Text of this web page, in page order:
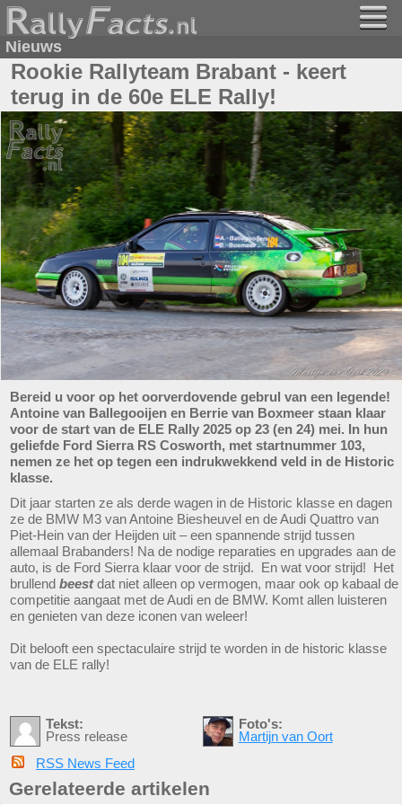
Nieuws
Rookie Rallyteam Brabant - keert
terug in de 60e ELE Rally!
Bereid u voor op het oorverdovende gebrul van een legende!
Antoine van Ballegooijen en Berrie van Boxmeer staan klaar
voor de start van de ELE Rally 2025 op 23 (en 24) mei. In hun
geliefde Ford Sierra RS Cosworth, met startnummer 103,
nemen ze het op tegen een indrukwekkend veld in de Historic
klasse.
Dit jaar starten ze als derde wagen in de Historic klasse en dagen
ze de BMW M3 van Antoine Biesheuvel en de Audi Quattro van
Piet-Hein van der Heijden uit – een spannende strijd tussen
allemaal Brabanders! Na de nodige reparaties en upgrades aan de
auto, is de Ford Sierra klaar voor de strijd. En wat voor strijd! Het
brullend beestdat niet alleen op vermogen, maar ook op kabaal de
competitie aangaat met de Audi en de BMW. Komt allen luisteren
en genieten van deze iconen van weleer!
Dit belooft een spectaculaire strijd te worden in de historic klasse
van de ELE rally!
Tekst:
Press release
Foto's:
Martijn van Oort
RSS News Feed
Gerelateerde artikelen